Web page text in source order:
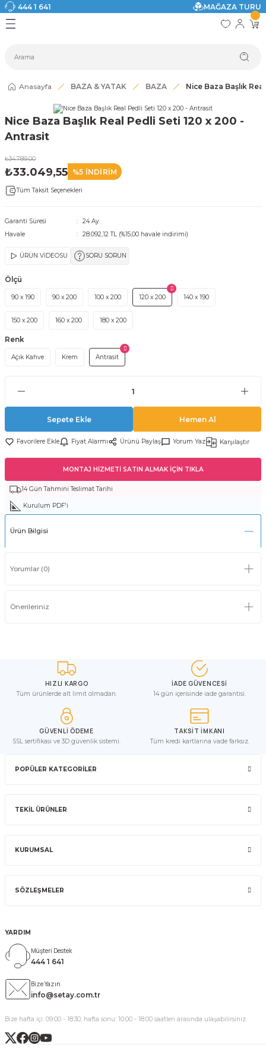
444 1 641
MAĞAZA TURU
Geri Dön
Modelleri
Geri Dön
Geri Dön
Geri Dön
Geri Dön
Geri Dön
Anasayfa BAZA & YATAK BAZA Nice Baza Başlık
Nice Baza Başlık Real Pedli Seti 120 x 200 -
Antrasit
₺34.789,00
₺33.049,55 %5 İNDİRİM
Tüm Taksit Seçenekleri
Garanti Süresi
24 Ay
Havale
28.092,12 TL (%15,00 havale indirimi)
ÜRÜN VİDEOSU SORU SORUN
Ölçü
90 x 190 90 x 200 100 x 200 120 x 200 140 x 190
150 x 200 160 x 200 180 x 200
Renk
Açık Kahve Krem Antrasit
Sepete Ekle Hemen Al
Fiyat Alarmı Ürünü Paylaş Yorum Yaz Karşılaştır
MONTAJ HİZMETİ SATIN ALMAK İÇİN TIKLA
14 Gün Tahmini Teslimat Tarihi
Kurulum PDF'i
Ürün Bilgisi
Yorumlar (0)
Önerileriniz
HIZLI KARGO
Tüm ürünlerde alt limit olmadan.
İADE GÜVENCESİ
14 gün içerisinde iade garantisi.
GÜVENLİ ÖDEME
SSL sertifikası ve 3D güvenlik sistemi.
TAKSİT İMKANI
Tüm kredi kartlarına vade farksız.
POPÜLER KATEGORİLER
TEKİL ÜRÜNLER
KURUMSAL
SÖZLEŞMELER
YARDIM
Müşteri Destek
444 1 641
Bize Yazın
info@setay.com.tr
Bize hafta içi: 09:00 - 18:30, hafta sonu: 10:00 - 18:00 saatleri arasında ulaşabilirsiniz.